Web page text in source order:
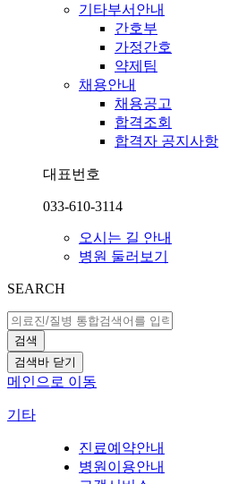
기타부서안내
간호부
가정간호
약제팀
채용안내
채용공고
합격조회
합격자 공지사항
대표번호
033-610-3114
오시는 길 안내
병원 둘러보기
SEARCH
검색
검색바 닫기
메인으로 이동
기타
진료예약안내
병원이용안내